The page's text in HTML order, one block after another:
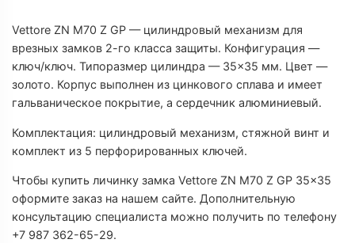
Vettore ZN M70 Z GP — цилиндровый механизм для
врезных замков 2-го класса защиты. Конфигурация —
ключ/ключ. Типоразмер цилиндра — 35×35 мм. Цвет —
золото. Корпус выполнен из цинкового сплава и имеет
гальваническое покрытие, а сердечник алюминиевый.
Комплектация: цилиндровый механизм, стяжной винт и
комплект из 5 перфорированных ключей.
Чтобы купить личинку замка Vettore ZN M70 Z GP 35×35
оформите заказ на нашем сайте. Дополнительную
консультацию специалиста можно получить по телефону
+7 987 362-65-29.